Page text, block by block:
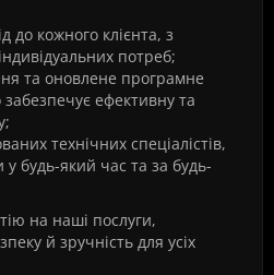
до кожного клієнта, з
потреб;
та оновлене програмне
ефективну та
технічних спеціалістів,
у будь-який час та за будь-
на наші послуги,
й зручність для усіх